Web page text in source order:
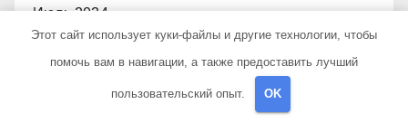
Июль 2024
Июнь 2024
Этот сайт использует куки-файлы и другие технологии, чтобы
помочь вам в навигации, а также предоставить лучший
пользовательский опыт. OK